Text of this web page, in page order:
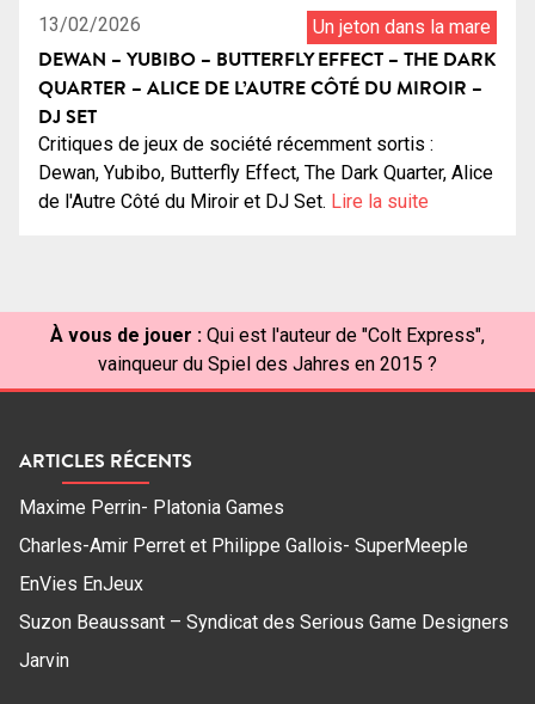
13/02/2026 Un jeton dans la mare
DEWAN – YUBIBO – BUTTERFLY EFFECT – THE DARK
QUARTER – ALICE DE L’AUTRE CÔTÉ DU MIROIR –
DJ SET
Critiques de jeux de société récemment sortis :
Dewan, Yubibo, Butterfly Effect, The Dark Quarter, Alice
de l'Autre Côté du Miroir et DJ Set. Lire la suite
À vous de jouer : Qui est l'auteur de "Colt Express",
vainqueur du Spiel des Jahres en 2015 ?
ARTICLES RÉCENTS
Maxime Perrin- Platonia Games
Charles-Amir Perret et Philippe Gallois- SuperMeeple
EnVies EnJeux
Suzon Beaussant – Syndicat des Serious Game Designers
Jarvin